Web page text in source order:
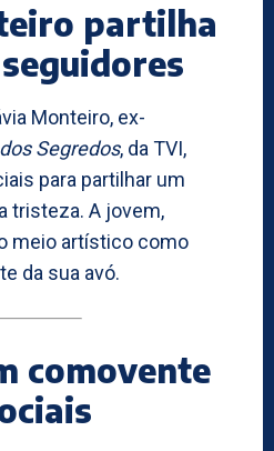
partilha
Monteiro, ex-
Segredos, da TVI,
para partilhar um
tristeza. A jovem,
meio artístico como
da sua avó.
comovente